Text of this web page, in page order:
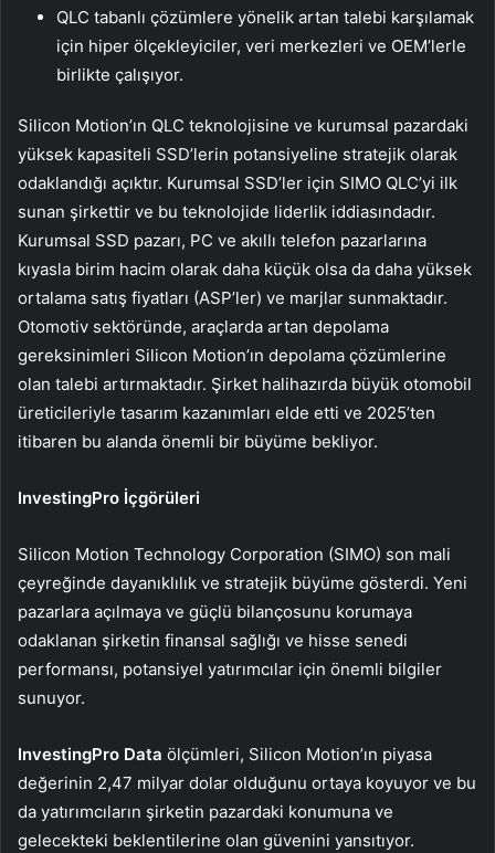
QLC tabanlı çözümlere yönelik artan talebi karşılamak
için hiper ölçekleyiciler, veri merkezleri ve OEM’lerle
birlikte çalışıyor.
Silicon Motion’ın QLC teknolojisine ve kurumsal pazardaki
yüksek kapasiteli SSD’lerin potansiyeline stratejik olarak
odaklandığı açıktır. Kurumsal SSD’ler için SIMO QLC’yi ilk
sunan şirkettir ve bu teknolojide liderlik iddiasındadır.
Kurumsal SSD pazarı, PC ve akıllı telefon pazarlarına
kıyasla birim hacim olarak daha küçük olsa da daha yüksek
ortalama satış fiyatları (ASP’ler) ve marjlar sunmaktadır.
Otomotiv sektöründe, araçlarda artan depolama
gereksinimleri Silicon Motion’ın depolama çözümlerine
olan talebi artırmaktadır. Şirket halihazırda büyük otomobil
üreticileriyle tasarım kazanımları elde etti ve 2025’ten
itibaren bu alanda önemli bir büyüme bekliyor.
InvestingPro İçgörüleri
Silicon Motion Technology Corporation (SIMO) son mali
çeyreğinde dayanıklılık ve stratejik büyüme gösterdi. Yeni
pazarlara açılmaya ve güçlü bilançosunu korumaya
odaklanan şirketin finansal sağlığı ve hisse senedi
performansı, potansiyel yatırımcılar için önemli bilgiler
sunuyor.
InvestingPro Data ölçümleri, Silicon Motion’ın piyasa
değerinin 2,47 milyar dolar olduğunu ortaya koyuyor ve bu
da yatırımcıların şirketin pazardaki konumuna ve
gelecekteki beklentilerine olan güvenini yansıtıyor.